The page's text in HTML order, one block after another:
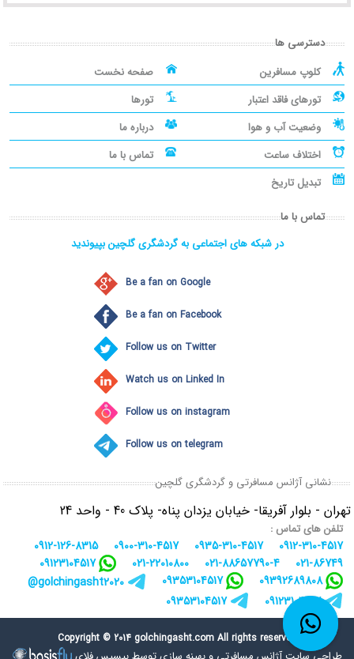
دسترسی ها
کلوپ مسافرین
صفحه نخست
تورهای فاقد اعتبار
تورها
وضعیت آب و هوا
درباره ما
اختلاف ساعت
تماس با ما
تبدیل تاریخ
تماس با ما
در شبکه های اجتماعی به گردشگری گلچین بپیوندید
Be a fan on Google
Be a fan on Facebook
Follow us on Twitter
Watch us on Linked In
Follow us on instagram
Follow us on telegram
نشانی آژانس مسافرتی و گردشگری گلچین
تهران - بلوار آفریقا- خیابان یزدان پناه- پلاک 40 - واحد 24
تلفن های تماس :
0912-310-4517
0935-310-4517
0900-310-4517
0912-126-8315
021-86749
021-88657790-4
021-22010800
09123104517
09392689808
09353104517
golchingasht2020@
09123104517
09353104517
Copyright © 2014 golchingasht.com All rights reserved